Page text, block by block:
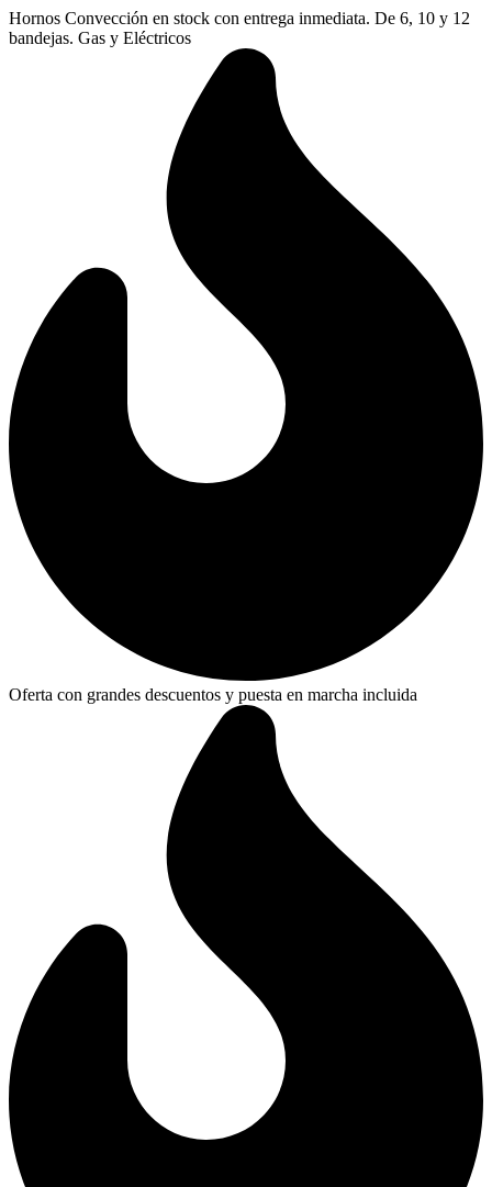
Ir
al
Hornos Convección en stock con entrega inmediata. De 6, 10 y 12
bandejas. Gas y Eléctricos
Oferta con grandes descuentos y puesta en marcha incluida